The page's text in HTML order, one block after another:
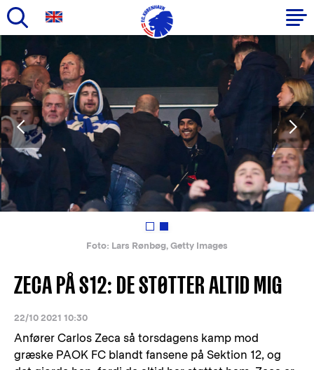
til
hovedindhold
Primær
navigation
PREVIOUS
Foto: Lars Rønbøg, Getty Images
ZECA PÅ S12: DE STØTTER ALTID MIG
22/10 2021 10:30
Anfører Carlos Zeca så torsdagens kamp mod
græske PAOK FC blandt fansene på Sektion 12, og